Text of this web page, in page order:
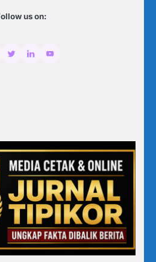
us on: